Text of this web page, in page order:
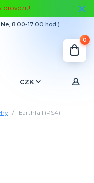
provozu!
CZK
Ne, 8:00-17:00 hod.)
0
Earthfall (PS4)